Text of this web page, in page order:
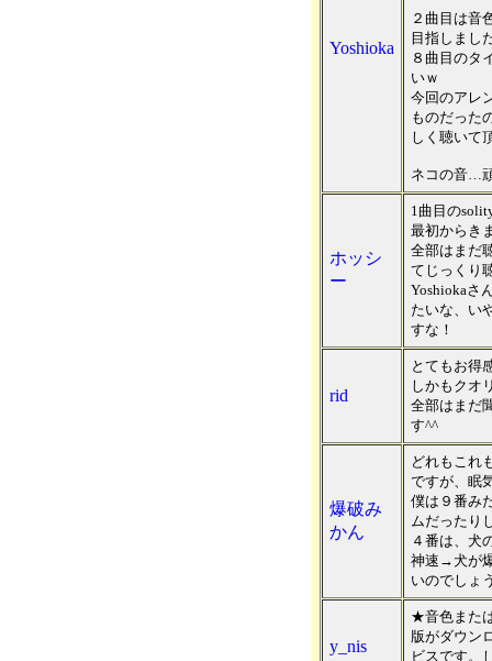
Yoshioka
２曲目は音
目指しまし
８曲目のタ
いｗ
今回のアレ
ものだった
しく聴いて
ネコの音…
ホッシ
ー
1曲目の
最初からき
全部はまだ
てじっくり
Yoshiokaさ
たいな、い
すな！
rid
とてもお得
しかもクオ
全部はまだ
す^^
爆破み
かん
どれもこれ
ですが、眠
僕は９番み
ムだったり
４番は、犬
神速→犬が
いのでしょ
y_nis
★音色また
版がダウン
ビスです。